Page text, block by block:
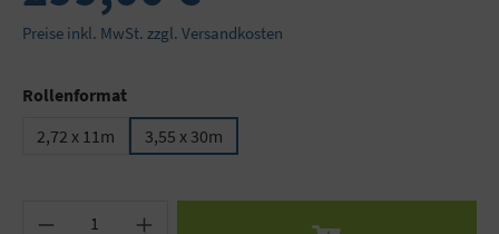
Preise inkl. MwSt. zzgl. Versandkosten
Rollenformatauswählen
2,72 x 11m
3,55 x 30m
Produkt Anzahl: Gib den gewünschten Wert